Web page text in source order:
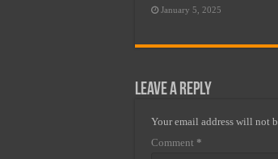
January 5, 2025
Leave a Reply
Your email address will not
Comment *